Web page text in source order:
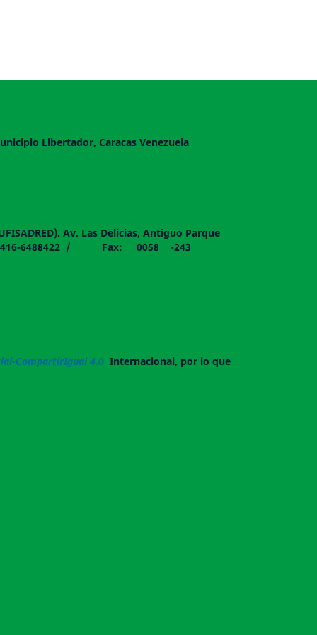
Libertador, Caracas Venezuela
Av. Las Delicias, Antiguo Parque
- 0416-6488422 / Fax: 0058 -243
CompartirIgual 4.0 Internacional, por lo que